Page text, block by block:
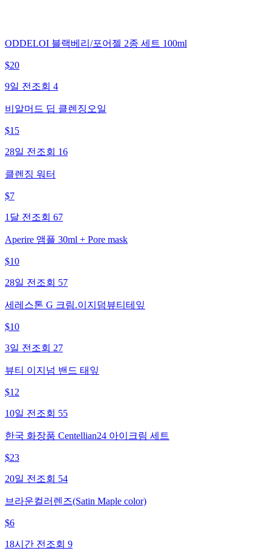
ODDELOI 블랙베리/포어젤 2종 세트 100ml
$20
9일 전 조회 4
비알머드 딥 클렌징오일
$15
28일 전 조회 16
클렌징 워터
$7
1달 전 조회 67
Aperire 앰플 30ml + Pore mask
$10
28일 전 조회 57
세레스톤 G 크림.이지덤뷰티테잎
$10
3일 전 조회 27
뷰티 이지넘 밴드 태잎
$12
10일 전 조회 55
한국 화장품 Centellian24 아이크림 세트
$23
20일 전 조회 54
브라운컬러렌즈(Satin Maple color)
$6
18시간 전 조회 9